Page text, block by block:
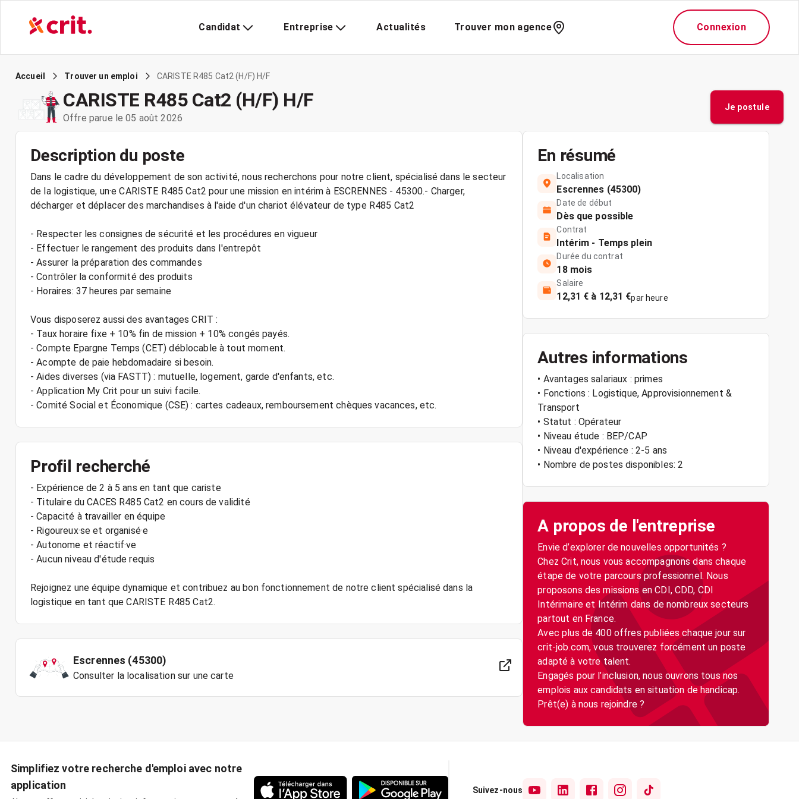
Candidat Entreprise Actualités Trouver mon agence Connexion
Accueil Trouver un emploi CARISTE R485 Cat2 (H/F) H/F
CARISTE R485 Cat2 (H/F) H/F
Offre parue le 05 août 2026
Je postule
Description du poste
Dans le cadre du développement de son activité, nous recherchons pour notre client, spécialisé dans le secteur
de la logistique, un·e CARISTE R485 Cat2 pour une mission en intérim à ESCRENNES - 45300.- Charger,
décharger et déplacer des marchandises à l'aide d'un chariot élévateur de type R485 Cat2
- Respecter les consignes de sécurité et les procédures en vigueur
- Effectuer le rangement des produits dans l'entrepôt
- Assurer la préparation des commandes
- Contrôler la conformité des produits
- Horaires: 37 heures par semaine
Vous disposerez aussi des avantages CRIT :
- Taux horaire fixe + 10% fin de mission + 10% congés payés.
- Compte Epargne Temps (CET) déblocable à tout moment.
- Acompte de paie hebdomadaire si besoin.
- Aides diverses (via FASTT) : mutuelle, logement, garde d'enfants, etc.
- Application My Crit pour un suivi facile.
Profil recherché
- Expérience de 2 à 5 ans en tant que cariste
- Titulaire du CACES R485 Cat2 en cours de validité
- Capacité à travailler en équipe
- Rigoureux·se et organisé·e
- Autonome et réactif·ve
- Aucun niveau d'étude requis
Rejoignez une équipe dynamique et contribuez au bon fonctionnement de notre client spécialisé dans la
Escrennes (45300)
Consulter la localisation sur une carte
En résumé
Localisation
Escrennes (45300)
Date de début
Dès que possible
Contrat
Intérim - Temps plein
Durée du contrat
18 mois
Salaire
12,31 € à 12,31 €par heure
Autres informations
• Avantages salariaux : primes
• Fonctions : Logistique, Approvisionnement &
Transport
• Statut : Opérateur
• Niveau étude : BEP/CAP
• Niveau d'expérience : 2-5 ans
• Nombre de postes disponibles: 2
A propos de l'entreprise
Envie d’explorer de nouvelles opportunités ?
Chez Crit, nous vous accompagnons dans chaque
étape de votre parcours professionnel. Nous
proposons des missions en CDI, CDD, CDI
Intérimaire et Intérim dans de nombreux secteurs
partout en France.
Avec plus de 400 offres publiées chaque jour sur
crit-job.com, vous trouverez forcément un poste
adapté à votre talent.
Engagés pour l’inclusion, nous ouvrons tous nos
emplois aux candidats en situation de handicap.
Prêt(e) à nous rejoindre ?
Simplifiez votre recherche d'emploi avec notre
application
Suivez-nous